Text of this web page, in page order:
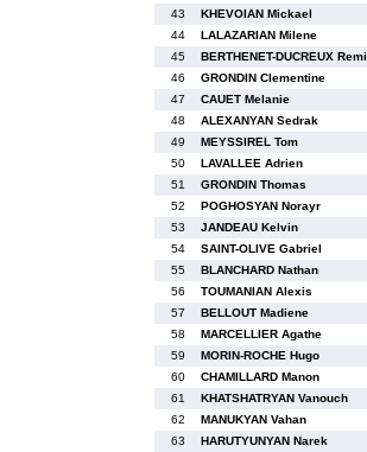
43
KHEVOIAN Mickael
44
LALAZARIAN Milene
45
BERTHENET-DUCREUX Remi
46
GRONDIN Clementine
47
CAUET Melanie
48
ALEXANYAN Sedrak
49
MEYSSIREL Tom
50
LAVALLEE Adrien
51
GRONDIN Thomas
52
POGHOSYAN Norayr
53
JANDEAU Kelvin
54
SAINT-OLIVE Gabriel
55
BLANCHARD Nathan
56
TOUMANIAN Alexis
57
BELLOUT Madiene
58
MARCELLIER Agathe
59
MORIN-ROCHE Hugo
60
CHAMILLARD Manon
61
KHATSHATRYAN Vanouch
62
MANUKYAN Vahan
63
HARUTYUNYAN Narek